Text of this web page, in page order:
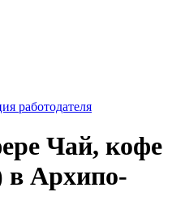
работодателя
Чай, кофе
в Архипо-